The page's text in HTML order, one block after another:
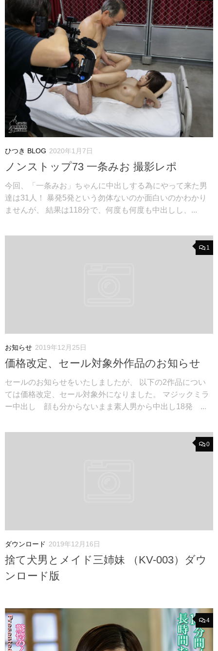
ひつき BLOG 2020年1月7日
ノンストップ73 一条みお 撮影レポ
今回、「一条みお」ちゃんに中出しする為にやって来た男
達は31人！ 暴発5発という勿体ないのか面白いのかわかり
ませんが、 結果は118分で、何度も何度も中出しし、...
1
お知らせ 2019年12月25日
価格改定、セール対象外作品のお知らせ
セールのお知らせをいたしましたが、 以下の2作品につい
ては価格改定、セール対象外になりました。 マジックミラ
ー中出し 顔も分からないまま素人男から中出し18発 ...
0
ダウンロード 2019年12月16日
捨て犬男とメイド三姉妹 （KV-003）ダウ
ンロード版
4